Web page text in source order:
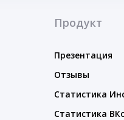
Продукт
Презентация
Отзывы
Статистика
Статистика